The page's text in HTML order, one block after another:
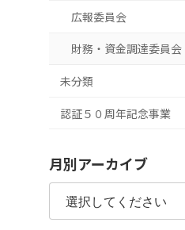
広報委員会
財務・資金調達委員会
未分類
認証５０周年記念事業
月別アーカイブ